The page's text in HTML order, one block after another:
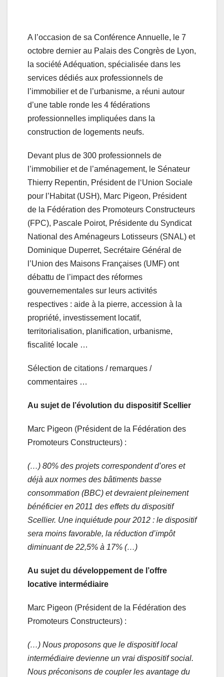
A l’occasion de sa Conférence Annuelle, le 7
octobre dernier au Palais des Congrès de Lyon,
la société Adéquation, spécialisée dans les
services dédiés aux professionnels de
l’immobilier et de l’urbanisme, a réuni autour
d’une table ronde les 4 fédérations
professionnelles impliquées dans la
construction de logements neufs.
Devant plus de 300 professionnels de
l’immobilier et de l’aménagement, le Sénateur
Thierry Repentin, Président de l‘Union Sociale
pour l’Habitat (USH), Marc Pigeon, Président
de la Fédération des Promoteurs Constructeurs
(FPC), Pascale Poirot, Présidente du Syndicat
National des Aménageurs Lotisseurs (SNAL) et
Dominique Duperret, Secrétaire Général de
l’Union des Maisons Françaises (UMF) ont
débattu de l’impact des réformes
gouvernementales sur leurs activités
respectives : aide à la pierre, accession à la
propriété, investissement locatif,
territorialisation, planification, urbanisme,
fiscalité locale …
Sélection de citations / remarques /
commentaires …
Au sujet de l’évolution du dispositif Scellier
Marc Pigeon (Président de la Fédération des
Promoteurs Constructeurs) :
(…) 80% des projets correspondent d’ores et
déjà aux normes des bâtiments basse
consommation (BBC) et devraient pleinement
bénéficier en 2011 des effets du dispositif
Scellier. Une inquiétude pour 2012 : le dispositif
sera moins favorable, la réduction d’impôt
diminuant de 22,5% à 17% (…)
Au sujet du développement de l’offre
locative intermédiaire
Marc Pigeon (Président de la Fédération des
Promoteurs Constructeurs) :
(…) Nous proposons que le dispositif local
intermédiaire devienne un vrai dispositif social.
Nous préconisons de coupler les avantage du